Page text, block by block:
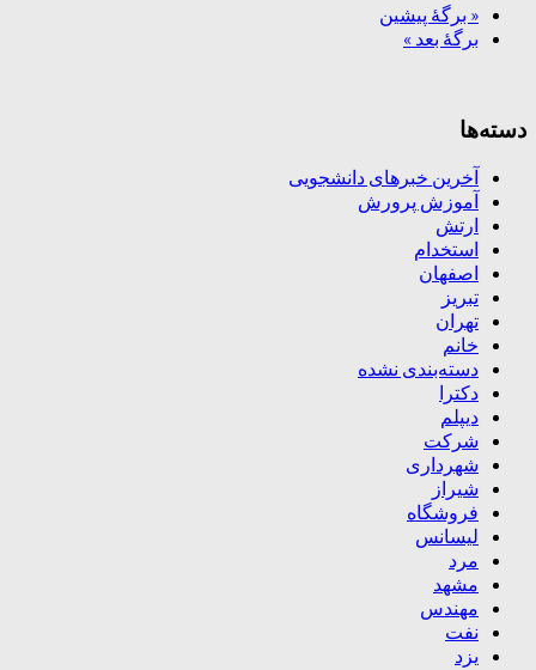
« برگه‌ٔ پیشین
برگهٔ بعد »
دسته‌ها
آخرین خبرهای دانشجویی
آموزش پرورش
ارتش
استخدام
اصفهان
تبریز
تهران
خانم
دسته‌بندی نشده
دکترا
دیپلم
شرکت
شهرداری
شیراز
فروشگاه
لیسانس
مرد
مشهد
مهندس
نفت
یزد